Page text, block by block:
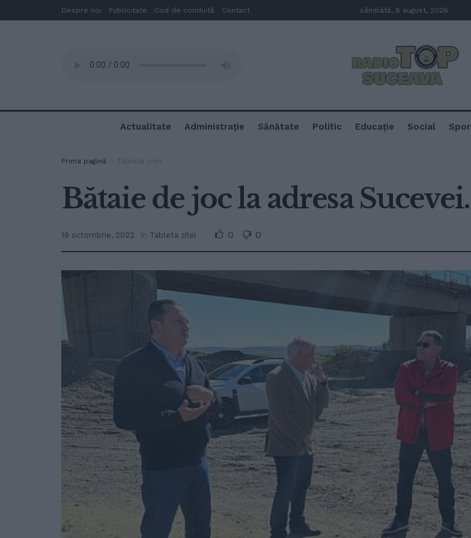
Despre noi Publicitate Cod de conduită Contact sâmbătă, 8 august, 2026
Actualitate Administrație Sănătate Politic Educație Social
Prima pagină Tableta zilei
Bătaie de joc la adresa
19 octombrie, 2022 în Tableta zilei 0 0